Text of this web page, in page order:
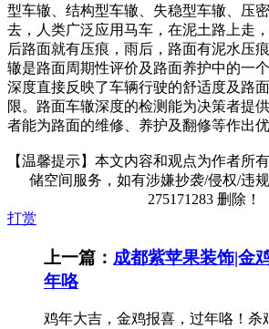
型车辙、结构型车辙、失稳型车辙、压
去，人类广泛应用马车，在泥土路上走
后路面就有压痕，雨后，路面有泥水压
辙是路面周期性评价及路面养护中的一
深度直接反映了车辆行驶的舒适度及路
限。路面车辙深度的检测能为决策者提
者能为路面的维修、养护及翻修等作出优
【温馨提示】本文内容和观点为作者所
储空间服务，如有涉嫌抄袭/侵权/违
275171283 删除！
打赏
上一篇： 成都紫苹果装饰|金
年咯
鸡年大吉，金鸡报喜，过年咯！杀